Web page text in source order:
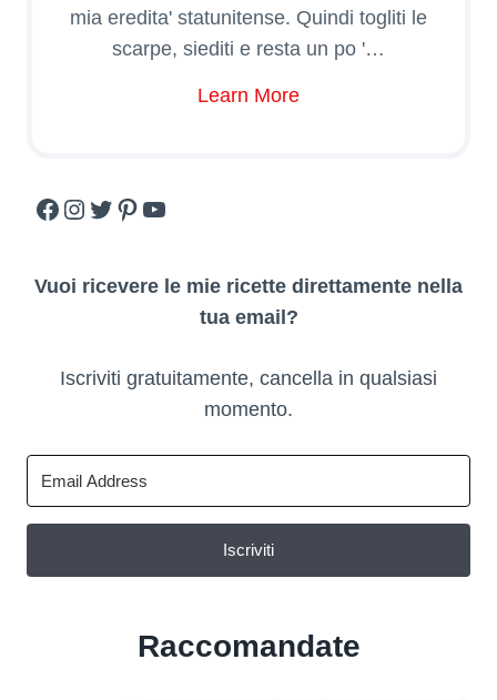
mia eredita' statunitense. Quindi togliti le
scarpe, siediti e resta un po '…
Learn More
Facebook
Instagram
Twitter
Pinterest
YouTube
Vuoi ricevere le mie ricette direttamente nella
tua email?
Iscriviti gratuitamente, cancella in qualsiasi
momento.
Iscriviti
Raccomandate